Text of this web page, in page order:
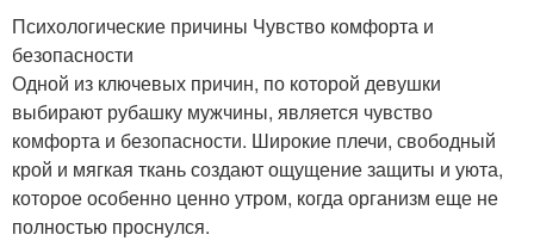
Психологические причины Чувство комфорта и
безопасности
Одной из ключевых причин, по которой девушки
выбирают рубашку мужчины, является чувство
комфорта и безопасности. Широкие плечи, свободный
крой и мягкая ткань создают ощущение защиты и уюта,
которое особенно ценно утром, когда организм еще не
полностью проснулся.